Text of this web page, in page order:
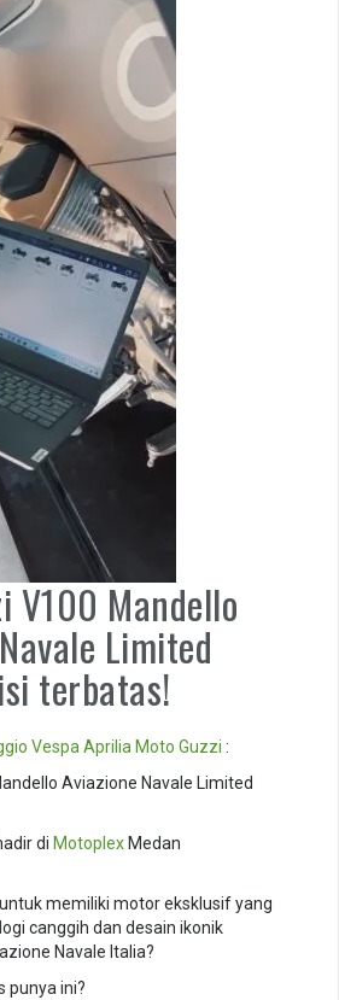
V100 Mandello
Limited
terbatas!
Vespa Aprilia Moto Guzzi :
Aviazione Navale Limited
di Motoplex Medan
memiliki motor eksklusif yang
canggih dan desain ikonik
Navale Italia?
punya ini?